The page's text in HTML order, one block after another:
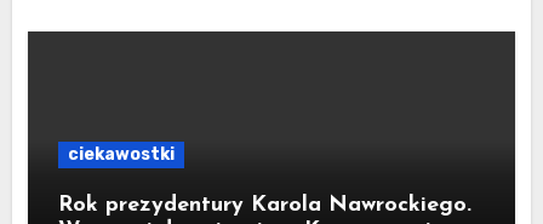
ciekawostki
Rok prezydentury Karola Nawrockiego.